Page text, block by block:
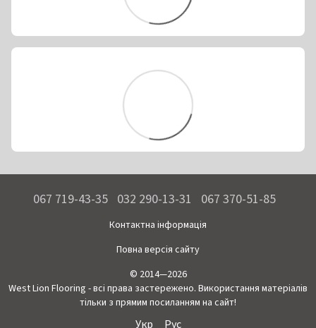
067 719-43-35 032 290-13-31 067 370-51-85
Контактна інформація
Повна версія сайту
© 2014—2026
West Lion Flooring - всі права застережено. Використання матеріалів
тільки з прямим посиланням на сайт!
Укр Рус